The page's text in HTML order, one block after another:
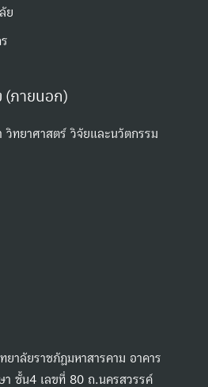
ย
(ภายนอก)
ทยาศาสตร์ วิจัยและนวัตกรรม
ยาลัยราชภัฏมหาสารคาม อาคาร
า ชั้น4 เลขที่ 80 ถ.นครสวรรค์